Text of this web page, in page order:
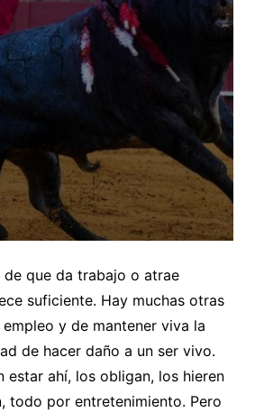
de que da trabajo o atrae
suficiente. Hay muchas otras
y de mantener viva la
de hacer daño a un ser vivo.
estar ahí, los obligan, los hieren
todo por entretenimiento. Pero